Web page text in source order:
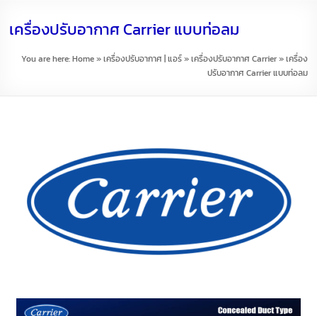
เครื่องปรับอากาศ Carrier แบบท่อลม
You are here:Home»เครื่องปรับอากาศ | แอร์»เครื่องปรับอากาศ Carrier»เครื่อง
ปรับอากาศ Carrier แบบท่อลม